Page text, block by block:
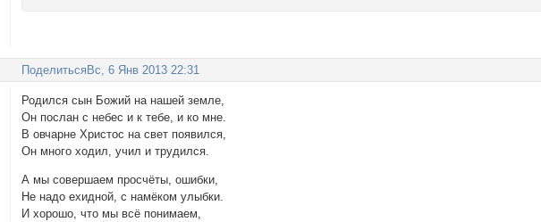
Поделиться Вс, 6 Янв 2013 22:31
Родился сын Божий на нашей земле,
Он послан с небес и к тебе, и ко мне.
В овчарне Христос на свет появился,
Он много ходил, учил и трудился.
А мы совершаем просчёты, ошибки,
Не надо ехидной, с намёком улыбки.
И хорошо, что мы всё понимаем,